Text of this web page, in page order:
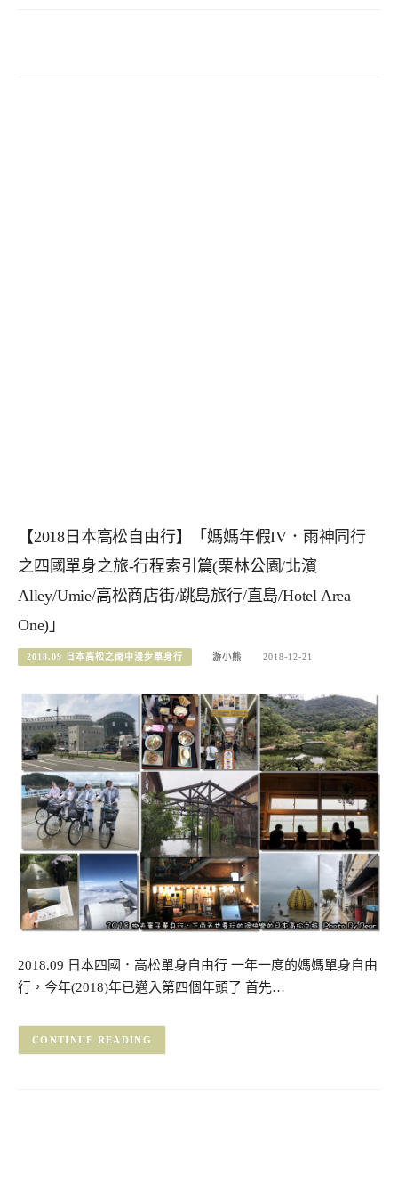
【2018日本高松自由行】「媽媽年假IV．雨神同行
之四國單身之旅-行程索引篇(栗林公園/北濱
Alley/Umie/高松商店街/跳島旅行/直島/Hotel Area
One)」
2018.09 日本高松之雨中漫步單身行 游小熊 2018-12-21
2018.09 日本四國．高松單身自由行 一年一度的媽媽單身自由
行，今年(2018)年已邁入第四個年頭了 首先…
CONTINUE READING